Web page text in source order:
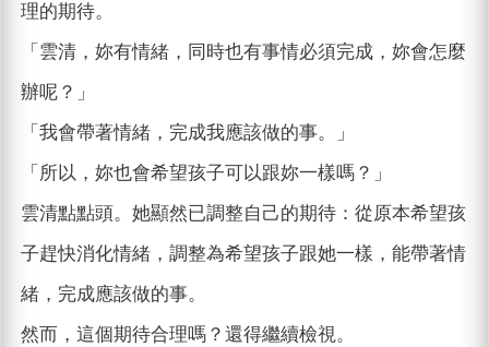
理的期待。
「雲清，妳有情緒，同時也有事情必須完成，妳會怎麼
辦呢？」
「我會帶著情緒，完成我應該做的事。」
「所以，妳也會希望孩子可以跟妳一樣嗎？」
雲清點點頭。她顯然已調整自己的期待：從原本希望孩
子趕快消化情緒，調整為希望孩子跟她一樣，能帶著情
緒，完成應該做的事。
然而，這個期待合理嗎？還得繼續檢視。